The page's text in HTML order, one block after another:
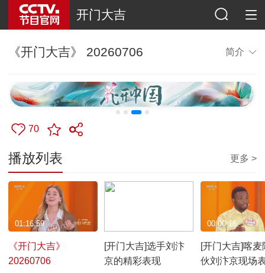
开门大吉
《开门大吉》 20260706 简介
70
播放列表 更多 >
《开门大吉》
20260706
01:16:59
[开门大吉]选手刘汴
京的精彩表现
[开门大吉]喀麦
伙刘汴京现场
00:00:16